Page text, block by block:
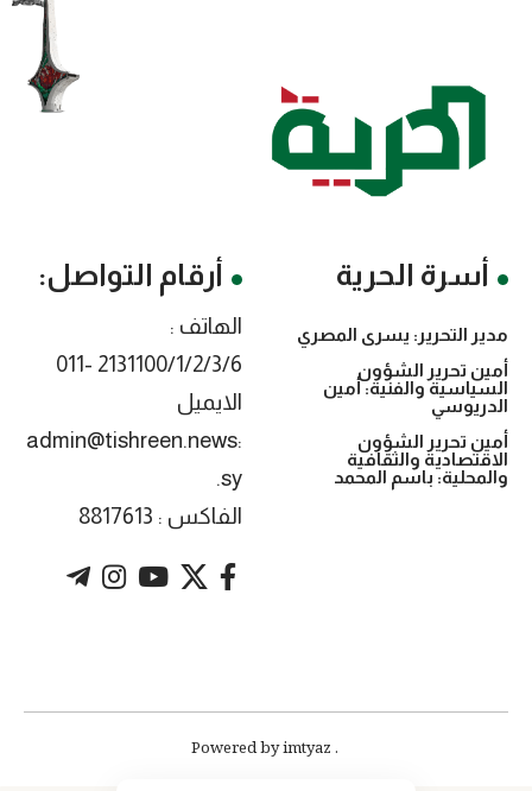
أسرة الحرية
مدير التحرير: يسرى المصري
أمين تحرير الشؤون
السياسية والفنية: أمين
الدريوسي
أمين تحرير الشؤون
الاقتصادية والثقافية
والمحلية: باسم المحمد
أرقام التواصل:
الهاتف :
2131100/1/2/3/6 -011
الايميل
:admin@tishreen.news
.sy
الفاكس : 8817613
. Powered by imtyaz